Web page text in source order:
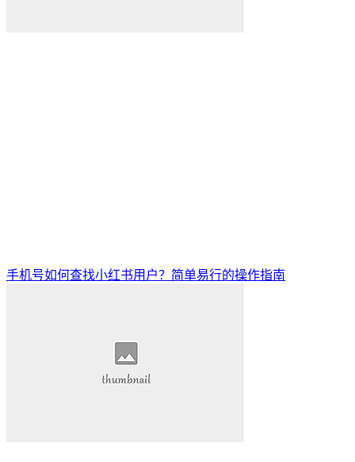
手机号如何查找小红书用户？简单易行的操作指南